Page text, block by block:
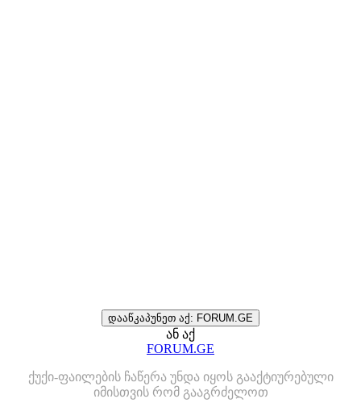
დააწკაპუნეთ აქ: FORUM.GE
ან აქ
FORUM.GE
ქუქი-ფაილების ჩაწერა უნდა იყოს გააქტიურებული
იმისთვის რომ გააგრძელოთ